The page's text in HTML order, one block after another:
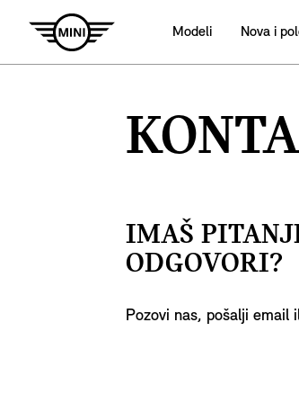
Modeli Nova i
IMAŠ
ODGOVORI?
Pozovi nas, pošalji email